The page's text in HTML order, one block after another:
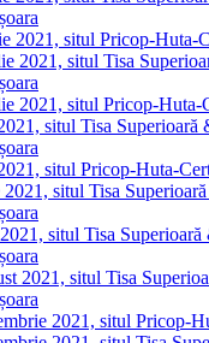
2021, situl Pricop-Huta-
2021, situl Tisa
2021, situl Pricop-Huta-
situl Tisa Superioară
situl Pricop-Huta-
situl Tisa
situl Tisa Superioară
2021, situl Tisa
2021, situl Pricop-